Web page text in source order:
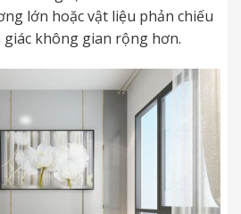
lớn hoặc vật liệu phản chiếu
giác không gian rộng hơn.